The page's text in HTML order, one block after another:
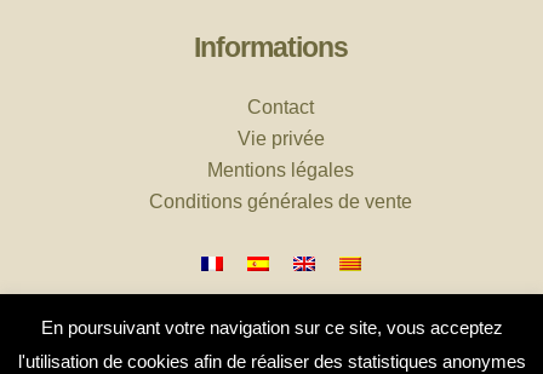
Informations
Contact
Vie privée
Mentions légales
Conditions générales de vente
En poursuivant votre navigation sur ce site, vous acceptez
l'utilisation de cookies afin de réaliser des statistiques anonymes